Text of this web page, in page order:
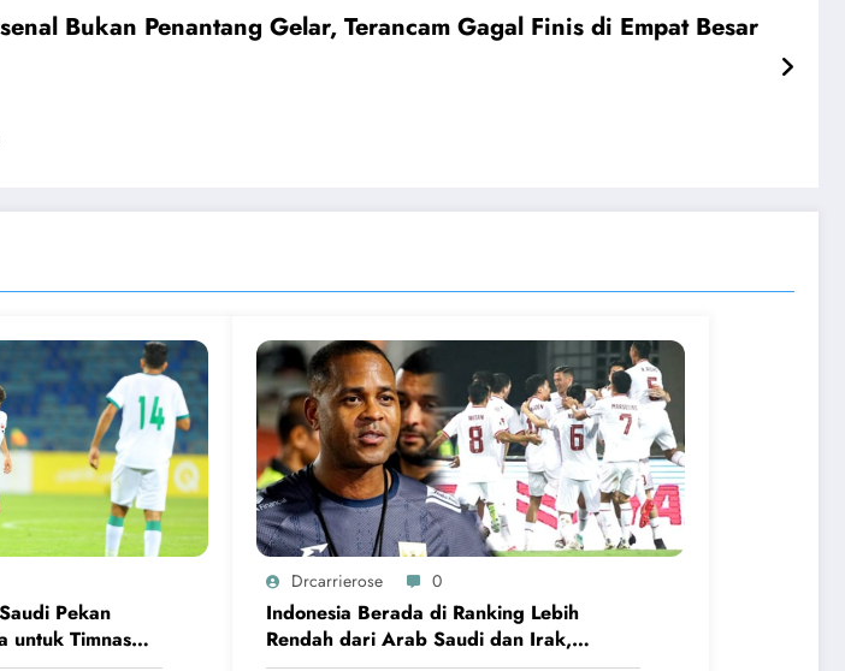
Bukan Penantang Gelar, Terancam Gagal Finis di Empat Besar
Pekan
untuk Timnas
Drcarrierose 0
Indonesia Berada di Ranking Lebih
Rendah dari Arab Saudi dan Irak,